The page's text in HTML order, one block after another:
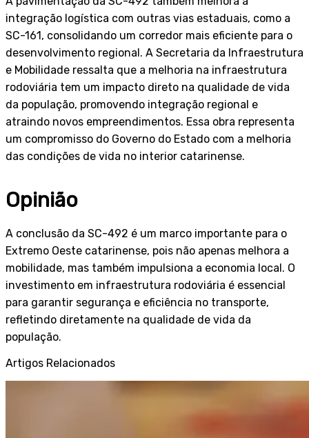
integração logística com outras vias estaduais, como a
SC-161, consolidando um corredor mais eficiente para o
desenvolvimento regional. A Secretaria da Infraestrutura
e Mobilidade ressalta que a melhoria na infraestrutura
rodoviária tem um impacto direto na qualidade de vida
da população, promovendo integração regional e
atraindo novos empreendimentos. Essa obra representa
um compromisso do Governo do Estado com a melhoria
das condições de vida no interior catarinense.
Opinião
A conclusão da SC-492 é um marco importante para o
Extremo Oeste catarinense, pois não apenas melhora a
mobilidade, mas também impulsiona a economia local. O
investimento em infraestrutura rodoviária é essencial
para garantir segurança e eficiência no transporte,
refletindo diretamente na qualidade de vida da
população.
Artigos Relacionados